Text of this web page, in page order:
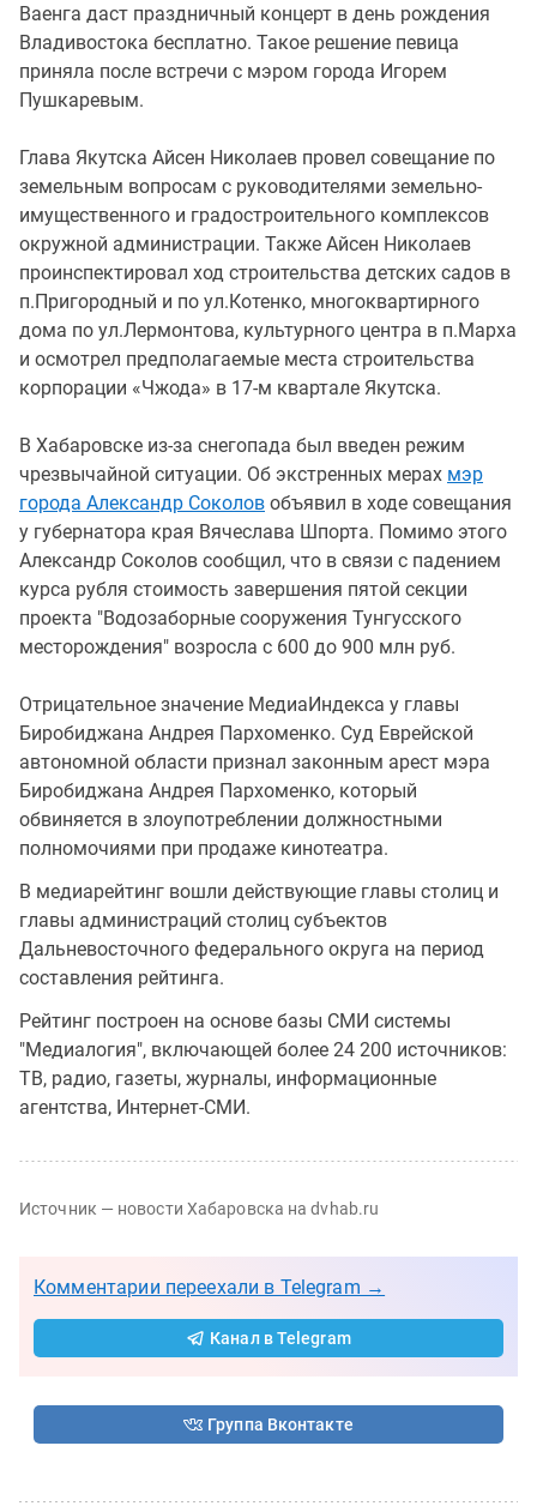
Ваенга даст праздничный концерт в день рождения
Владивостока бесплатно. Такое решение певица
приняла после встречи с мэром города Игорем
Пушкаревым.
Глава Якутска Айсен Николаев провел совещание по
земельным вопросам с руководителями земельно-
имущественного и градостроительного комплексов
окружной администрации. Также Айсен Николаев
проинспектировал ход строительства детских садов в
п.Пригородный и по ул.Котенко, многоквартирного
дома по ул.Лермонтова, культурного центра в п.Марха
и осмотрел предполагаемые места строительства
корпорации «Чжода» в 17-м квартале Якутска.
В Хабаровске из-за снегопада был введен режим
чрезвычайной ситуации. Об экстренных мерах мэр
города Александр Соколов объявил в ходе совещания
у губернатора края Вячеслава Шпорта. Помимо этого
Александр Соколов сообщил, что в связи с падением
курса рубля стоимость завершения пятой секции
проекта "Водозаборные сооружения Тунгусского
месторождения" возросла с 600 до 900 млн руб.
Отрицательное значение МедиаИндекса у главы
Биробиджана Андрея Пархоменко. Суд Еврейской
автономной области признал законным арест мэра
Биробиджана Андрея Пархоменко, который
обвиняется в злоупотреблении должностными
полномочиями при продаже кинотеатра.
В медиарейтинг вошли действующие главы столиц и
главы администраций столиц субъектов
Дальневосточного федерального округа на период
составления рейтинга.
Рейтинг построен на основе базы СМИ системы
"Медиалогия", включающей более 24 200 источников:
ТВ, радио, газеты, журналы, информационные
агентства, Интернет-СМИ.
Источник — новости Хабаровска на dvhab.ru
Комментарии переехали в Telegram →
Канал в Telegram
Группа Вконтакте